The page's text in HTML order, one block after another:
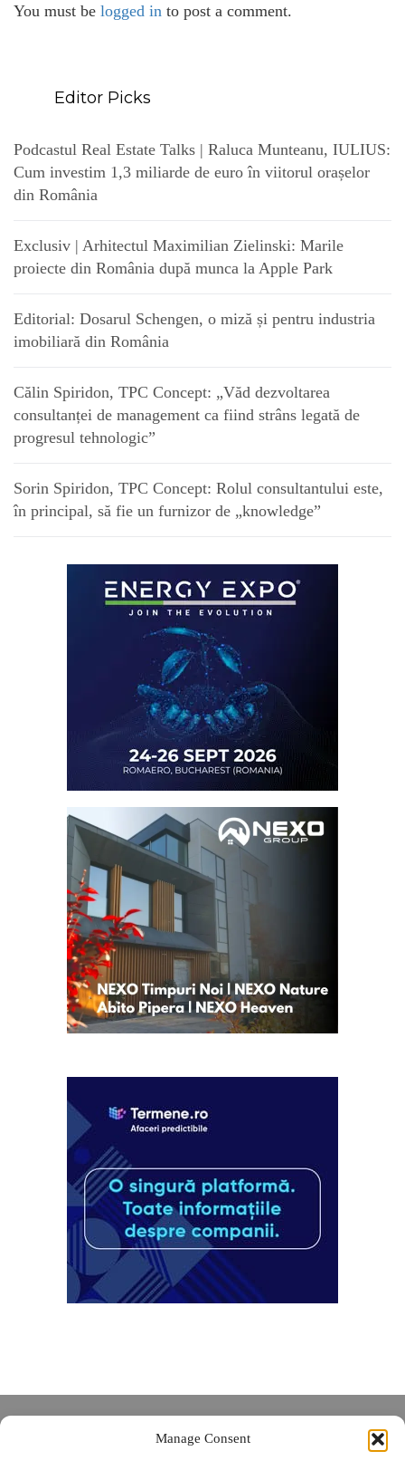
Manage Consent
You must be logged in to post a comment.
Editor Picks
Podcastul Real Estate Talks | Raluca Munteanu, IULIUS:
Cum investim 1,3 miliarde de euro în viitorul orașelor
din România
Exclusiv | Arhitectul Maximilian Zielinski: Marile
proiecte din România după munca la Apple Park
Editorial: Dosarul Schengen, o miză și pentru industria
imobiliară din România
Călin Spiridon, TPC Concept: „Văd dezvoltarea
consultanței de management ca fiind strâns legată de
progresul tehnologic”
Sorin Spiridon, TPC Concept: Rolul consultantului este,
în principal, să fie un furnizor de „knowledge”